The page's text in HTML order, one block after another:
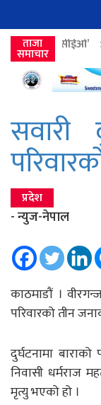
ताजा
समाचार
>>उपत्यकामा
सवारी
प्रदेश
- न्युज-नेपाल
काठमाडौं ।
परिवारको तीन
दुर्घटनामा
निवासी धर्मराज
मृत्यु भएको हो ।